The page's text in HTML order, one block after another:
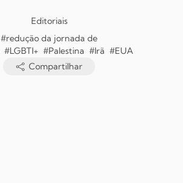
Editoriais
#redução da jornada de
#LGBTI+ #Palestina #Irã #EUA
Compartilhar